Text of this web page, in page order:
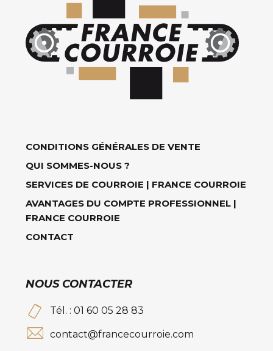
CONDITIONS GÉNÉRALES DE VENTE
QUI SOMMES-NOUS ?
SERVICES DE COURROIE | FRANCE COURROIE
AVANTAGES DU COMPTE PROFESSIONNEL |
FRANCE COURROIE
CONTACT
NOUS CONTACTER
Tél. : 01 60 05 28 83
contact@francecourroie.com